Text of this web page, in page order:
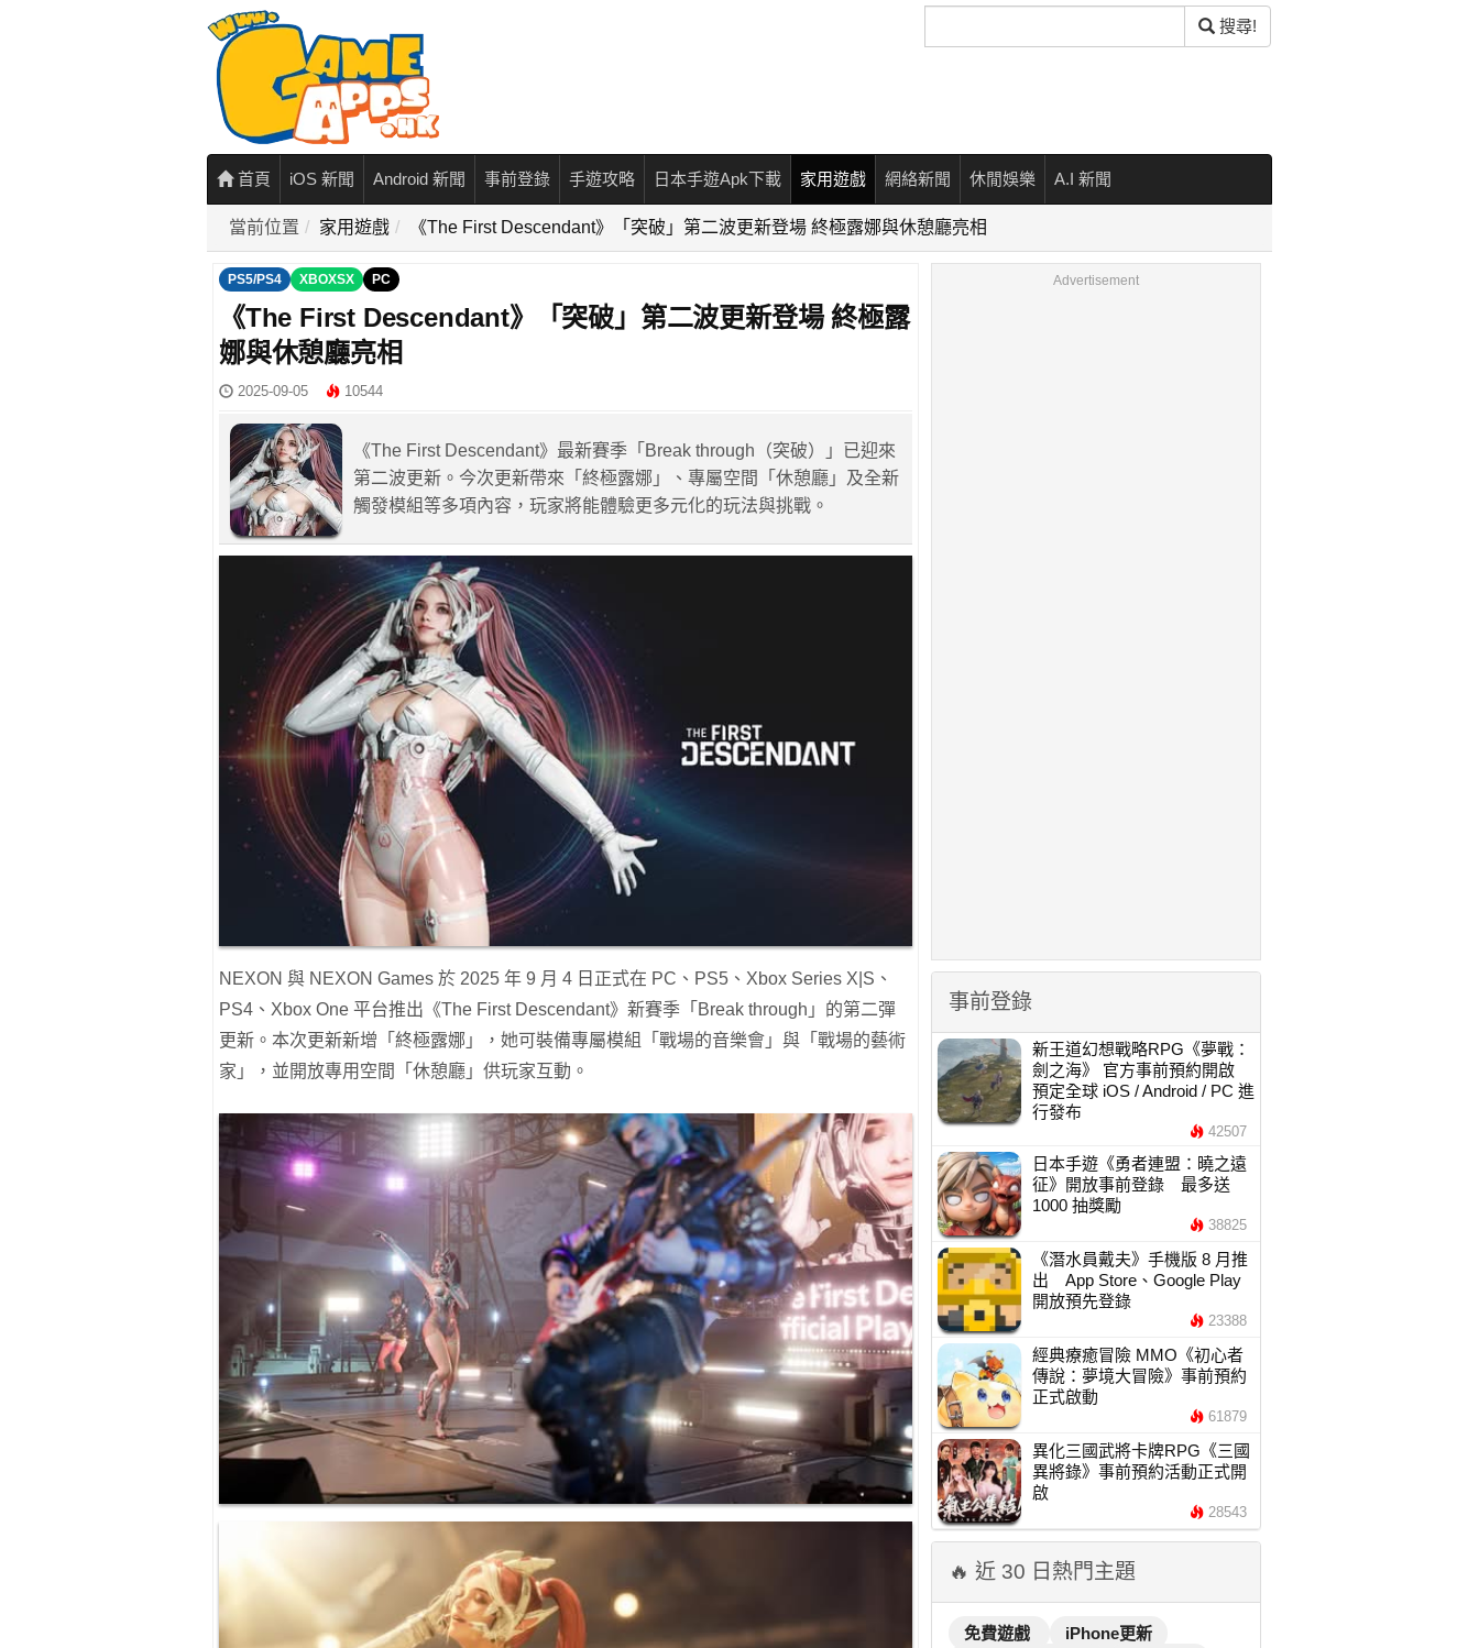
尋
搜尋!
首頁 iOS 新聞 Android 新聞 事前登錄 手遊攻略 日本手遊Apk下載 家用遊戲 網絡新聞 休閒娛樂 A.I 新聞
當前位置 家用遊戲 《The First Descendant》「突破」第二波更新登場 終極露娜與休憩廳亮相
PS5/PS4 XBOXSX PC
《The First Descendant》「突破」第二波更新登場 終極露
娜與休憩廳亮相
2025-09-05 10544
《The First Descendant》最新賽季「Break through（突破）」已迎來
第二波更新。今次更新帶來「終極露娜」、專屬空間「休憩廳」及全新
觸發模組等多項內容，玩家將能體驗更多元化的玩法與挑戰。
NEXON 與 NEXON Games 於 2025 年 9 月 4 日正式在 PC、PS5、Xbox Series X|S、
PS4、Xbox One 平台推出《The First Descendant》新賽季「Break through」的第二彈
更新。本次更新新增「終極露娜」，她可裝備專屬模組「戰場的音樂會」與「戰場的藝術
家」，並開放專用空間「休憩廳」供玩家互動。
Advertisement
事前登錄
新王道幻想戰略RPG《夢戰：
劍之海》 官方事前預約開啟
預定全球 iOS / Android / PC 進
行發布
42507
日本手遊《勇者連盟：曉之遠
征》開放事前登錄 最多送
1000 抽獎勵
38825
《潛水員戴夫》手機版 8 月推
出 App Store、Google Play
開放預先登錄
23388
經典療癒冒險 MMO《初心者
傳說：夢境大冒險》事前預約
正式啟動
61879
異化三國武將卡牌RPG《三國
異將錄》事前預約活動正式開
啟
28543
🔥 近 30 日熱門主題
免費遊戲
iPhone更新